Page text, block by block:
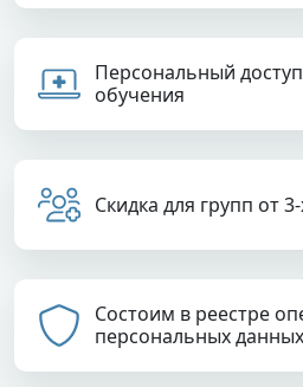
Персональный
обучения
Скидка для групп от
Состоим в реестре
персональных данных